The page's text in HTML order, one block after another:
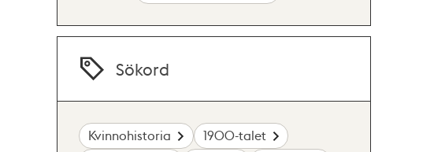
Sökord
Kvinnohistoria
1900-talet